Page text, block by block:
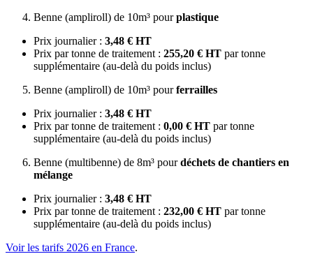
Benne (ampliroll) de 10m³ pourplastique
Prix journalier : 3,48 € HT
Prix par tonne de traitement : 255,20 € HT par tonne
supplémentaire (au-delà du poids inclus)
Benne (ampliroll) de 10m³ pourferrailles
Prix journalier : 3,48 € HT
Prix par tonne de traitement : 0,00 € HT par tonne
supplémentaire (au-delà du poids inclus)
Benne (multibenne) de 8m³ pourdéchets de chantiers en
mélange
Prix journalier : 3,48 € HT
Prix par tonne de traitement : 232,00 € HT par tonne
supplémentaire (au-delà du poids inclus)
Voir les tarifs 2026 en France.